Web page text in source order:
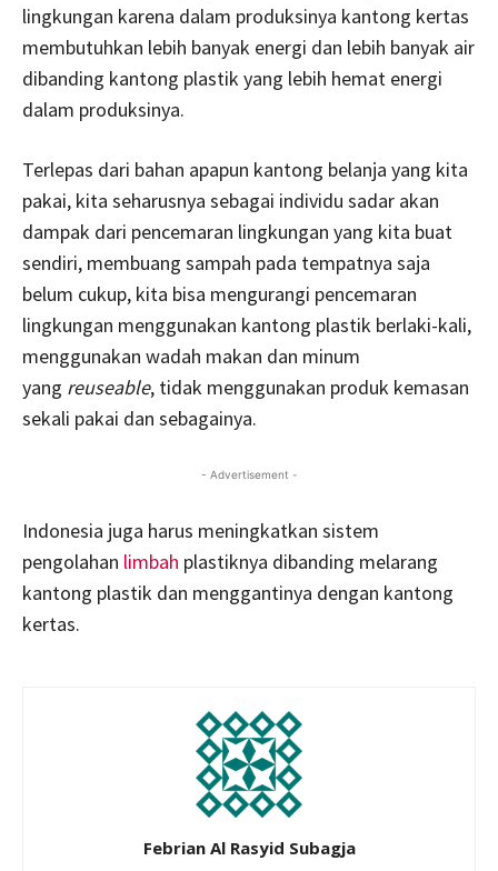
lingkungan karena dalam produksinya kantong kertas
membutuhkan lebih banyak energi dan lebih banyak air
dibanding kantong plastik yang lebih hemat energi
dalam produksinya.
Terlepas dari bahan apapun kantong belanja yang kita
pakai, kita seharusnya sebagai individu sadar akan
dampak dari pencemaran lingkungan yang kita buat
sendiri, membuang sampah pada tempatnya saja
belum cukup, kita bisa mengurangi pencemaran
lingkungan menggunakan kantong plastik berlaki-kali,
menggunakan wadah makan dan minum
yang reuseable, tidak menggunakan produk kemasan
sekali pakai dan sebagainya.
- Advertisement -
Indonesia juga harus meningkatkan sistem
pengolahan limbah plastiknya dibanding melarang
kantong plastik dan menggantinya dengan kantong
kertas.
Febrian Al Rasyid Subagja